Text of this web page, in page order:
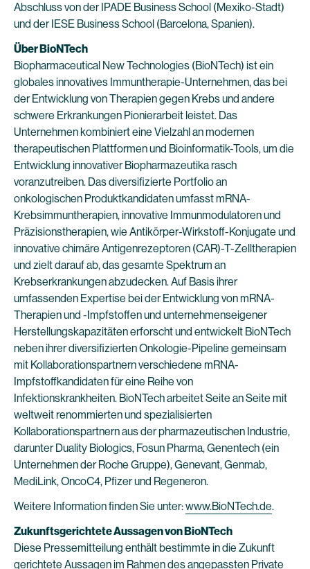
Abschluss von der IPADE Business School (Mexiko-Stadt)
und der IESE Business School (Barcelona, Spanien).
Über BioNTech
Biopharmaceutical New Technologies (BioNTech) ist ein
globales innovatives Immuntherapie-Unternehmen, das bei
der Entwicklung von Therapien gegen Krebs und andere
schwere Erkrankungen Pionierarbeit leistet. Das
Unternehmen kombiniert eine Vielzahl an modernen
therapeutischen Plattformen und Bioinformatik-Tools, um die
Entwicklung innovativer Biopharmazeutika rasch
voranzutreiben. Das diversifizierte Portfolio an
onkologischen Produktkandidaten umfasst mRNA-
Krebsimmuntherapien, innovative Immunmodulatoren und
Präzisionstherapien, wie Antikörper-Wirkstoff-Konjugate und
innovative chimäre Antigenrezeptoren (CAR)-T-Zelltherapien
und zielt darauf ab, das gesamte Spektrum an
Krebserkrankungen abzudecken. Auf Basis ihrer
umfassenden Expertise bei der Entwicklung von mRNA-
Therapien und -Impfstoffen und unternehmenseigener
Herstellungskapazitäten erforscht und entwickelt BioNTech
neben ihrer diversifizierten Onkologie-Pipeline gemeinsam
mit Kollaborationspartnern verschiedene mRNA-
Impfstoffkandidaten für eine Reihe von
Infektionskrankheiten. BioNTech arbeitet Seite an Seite mit
weltweit renommierten und spezialisierten
Kollaborationspartnern aus der pharmazeutischen Industrie,
darunter Duality Biologics, Fosun Pharma, Genentech (ein
Unternehmen der Roche Gruppe), Genevant, Genmab,
MediLink, OncoC4, Pfizer und Regeneron.
Weitere Information finden Sie unter:www.BioNTech.de.
Zukunftsgerichtete Aussagen von BioNTech
Diese Pressemitteilung enthält bestimmte in die Zukunft
gerichtete Aussagen im Rahmen des angepassten Private